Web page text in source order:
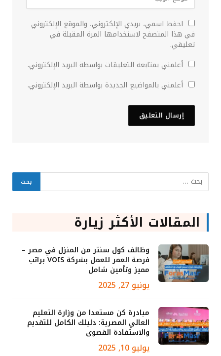
احفظ اسمي، بريدي الإلكتروني، والموقع الإلكتروني
في هذا المتصفح لاستخدامها المرة المقبلة في
تعليقي.
أعلمني بمتابعة التعليقات بواسطة البريد الإلكتروني.
أعلمني بالمواضيع الجديدة بواسطة البريد الإلكتروني.
المقالات الأكثر زيارة
وظائف كول سنتر من المنزل في مصر –
فرصة العمر للعمل بشركة VOIS براتب
مميز وتأمين شامل
يونيو 27, 2025
مبادرة كن مستعدا من وزارة التعليم
العالي المصرية: دليلك الكامل للتقديم
والاستفادة القصوى
يوليو 10, 2025